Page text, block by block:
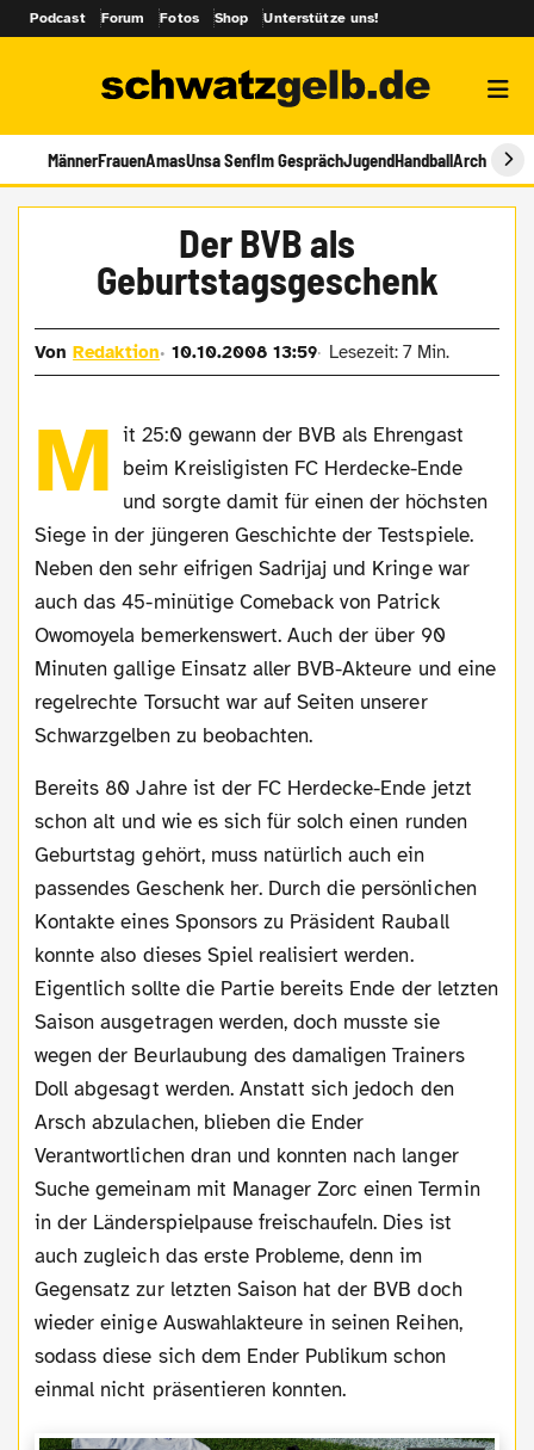
Podcast Forum Fotos Shop Unterstütze uns!
MännerFrauenAmasUnsa SenfIm GesprächJugendHandballArchiv
Der BVB als
Geburtstagsgeschenk
VonRedaktion 10.10.2008 13:59 Lesezeit: 7 Min.
M it 25:0 gewann der BVB als Ehrengast
beim Kreisligisten FC Herdecke-Ende
und sorgte damit für einen der höchsten
Siege in der jüngeren Geschichte der Testspiele.
Neben den sehr eifrigen Sadrijaj und Kringe war
auch das 45-minütige Comeback von Patrick
Owomoyela bemerkenswert. Auch der über 90
Minuten gallige Einsatz aller BVB-Akteure und eine
regelrechte Torsucht war auf Seiten unserer
Schwarzgelben zu beobachten.
Bereits 80 Jahre ist der FC Herdecke-Ende jetzt
schon alt und wie es sich für solch einen runden
Geburtstag gehört, muss natürlich auch ein
passendes Geschenk her. Durch die persönlichen
Kontakte eines Sponsors zu Präsident Rauball
konnte also dieses Spiel realisiert werden.
Eigentlich sollte die Partie bereits Ende der letzten
Saison ausgetragen werden, doch musste sie
wegen der Beurlaubung des damaligen Trainers
Doll abgesagt werden. Anstatt sich jedoch den
Arsch abzulachen, blieben die Ender
Verantwortlichen dran und konnten nach langer
Suche gemeinam mit Manager Zorc einen Termin
in der Länderspielpause freischaufeln. Dies ist
auch zugleich das erste Probleme, denn im
Gegensatz zur letzten Saison hat der BVB doch
wieder einige Auswahlakteure in seinen Reihen,
sodass diese sich dem Ender Publikum schon
einmal nicht präsentieren konnten.